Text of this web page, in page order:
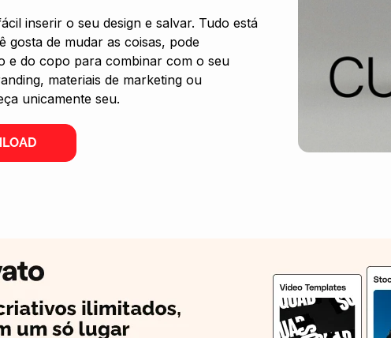
inserir o seu design e salvar. Tudo está
gosta de mudar as coisas, pode
e do copo para combinar com o seu
materiais de marketing ou
unicamente seu.